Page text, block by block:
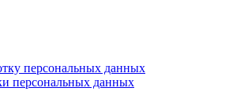
персональных данных
персональных данных